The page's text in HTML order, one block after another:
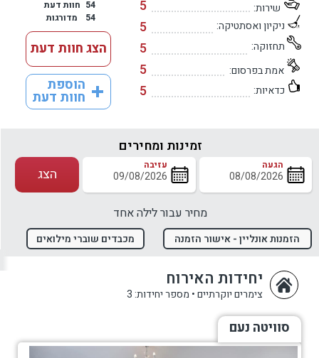
שירות: 5
ניקיון ואסתטיקה: 5
תחזוקה: 5
אמת בפרסום: 5
כדאיות: 5
54 חוות דעת
54
מדורגות
הצג חוות דעת
הוספת
חוות דעת
זמינות ומחירים
הגעה עזיבה
מחיר עבור לילה אחד
הצג
הזמנות אונליין - אישור הזמנה
מכבדים שוברי מילואים
יחידות האירוח
צימרים יוקרתיים• מספר יחידות: 3
סוויטה נעם